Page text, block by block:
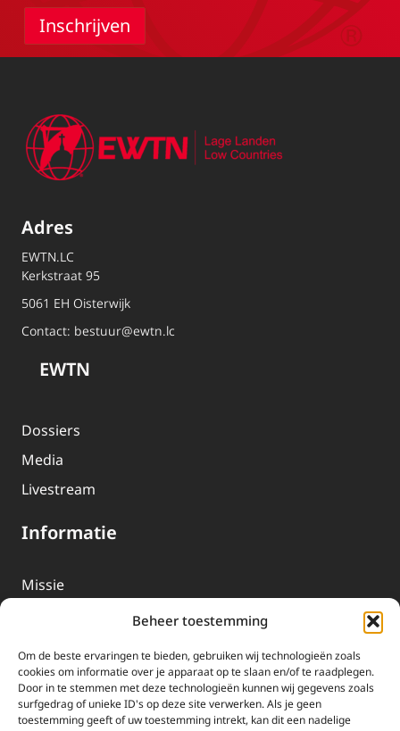
Beheer toestemming
Om de beste ervaringen te bieden, gebruiken wij technologieën zoals
cookies om informatie over je apparaat op te slaan en/of te raadplegen.
Door in te stemmen met deze technologieën kunnen wij gegevens zoals
surfgedrag of unieke ID's op deze site verwerken. Als je geen
toestemming geeft of uw toestemming intrekt, kan dit een nadelige
Adres
EWTN.LC
Kerkstraat 95
5061 EH Oisterwijk
Contact: bestuur@ewtn.lc
EWTN
Dossiers
Media
Livestream
Informatie
Missie
EWTN-Team
Organisatiegegevens